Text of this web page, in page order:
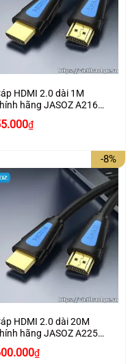
HDMI 2.0 dài 1M
hãng JASOZ A216
₫
-8%
HDMI 2.0 dài 20M
hãng JASOZ A225
trợ 4K2K cao cấp
₫Giá